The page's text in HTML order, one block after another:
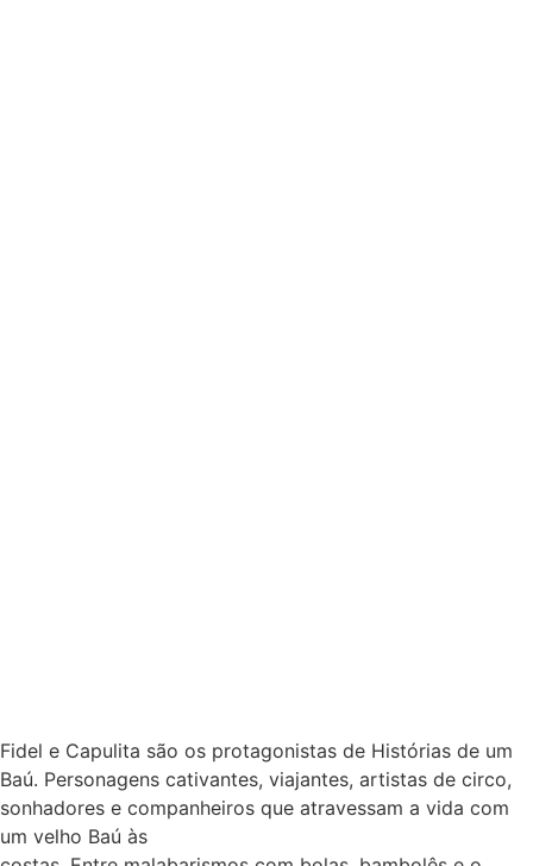
Fidel e Capulita são os protagonistas de Histórias de um
Baú. Personagens cativantes, viajantes, artistas de circo,
sonhadores e companheiros que atravessam a vida com
um velho Baú às